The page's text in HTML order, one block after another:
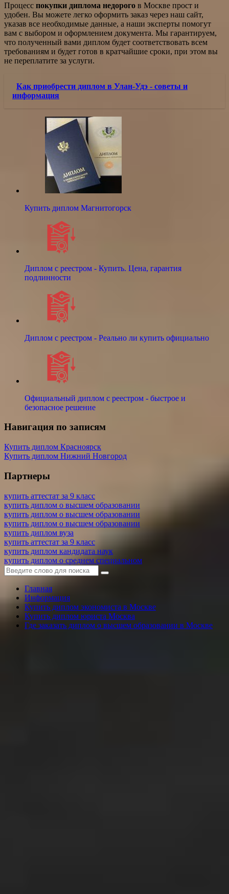
Процесс покупки диплома недорого в Москве прост и
удобен. Вы можете легко оформить заказ через наш сайт,
указав все необходимые данные, а наши эксперты помогут
вам с выбором и оформлением документа. Мы гарантируем,
что полученный вами диплом будет соответствовать всем
требованиям и будет готов в кратчайшие сроки, при этом вы
не переплатите за услуги.
Как приобрести диплом в Улан-Удэ - советы и
информация
Купить диплом Магнитогорск
Диплом с реестром - Купить. Цена, гарантия
подлинности
Диплом с реестром - Реально ли купить официально
Официальный диплом с реестром - быстрое и
безопасное решение
Навигация по записям
Купить диплом Красноярск
Купить диплом Нижний Новгород
Партнеры
купить аттестат за 9 класс
купить диплом о высшем образовании
купить диплом о высшем образовании
купить диплом о высшем образовании
купить диплом вуза
купить аттестат за 9 класс
купить диплом кандидата наук
купить диплом о среднем специальном
Главная
Информация
Купить диплом экономиста в Москве
Купить диплом юриста Москва
Где заказать диплом о высшем образовании в Москве